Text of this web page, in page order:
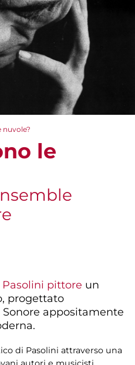
nuvole?
le
Pasolini pittore un
progettato
appositamente
di Pasolini attraverso una